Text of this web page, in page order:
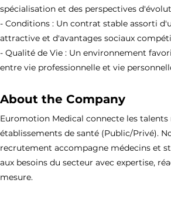
spécialisation et des perspectives
- Conditions : Un contrat stable assorti
attractive et d'avantages sociaux
- Qualité de Vie : Un environnement
entre vie professionnelle et vie
About the Company
Euromotion Medical connecte les talents
établissements de santé (Public/Privé).
recrutement accompagne médecins et
aux besoins du secteur avec expertise,
mesure.